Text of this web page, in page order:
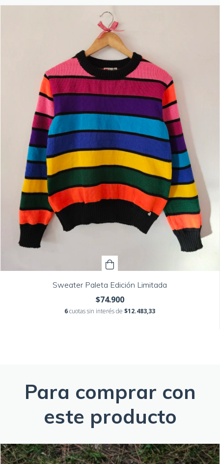
Sweater Paleta Edición Limitada
$74.900
6cuotas sin interés de $12.483,33
Para comprar con
este producto